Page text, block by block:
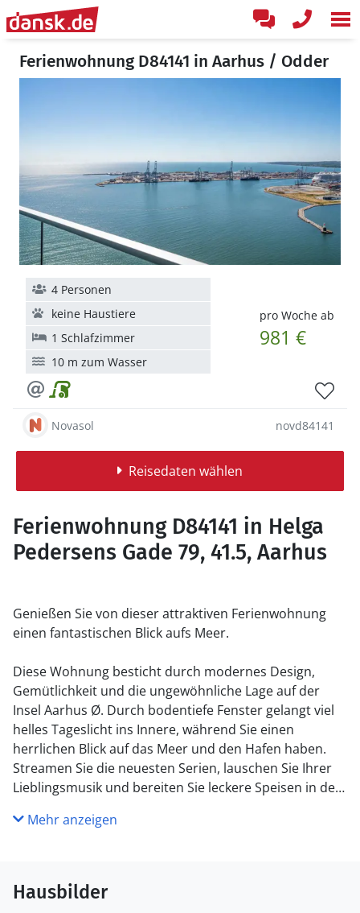
Ferienwohnung D84141 in Aarhus / Odder
pro Woche ab
981 €
4 Personen
keine Haustiere
1 Schlafzimmer
10 m zum Wasser
Novasol novd84141
Reisedaten wählen
Ferienwohnung D84141 in Helga
Pedersens Gade 79, 41.5, Aarhus
Genießen Sie von dieser attraktiven Ferienwohnung
einen fantastischen Blick aufs Meer.
Diese Wohnung besticht durch modernes Design,
Gemütlichkeit und die ungewöhnliche Lage auf der
Insel Aarhus Ø. Durch bodentiefe Fenster gelangt viel
helles Tageslicht ins Innere, während Sie einen
herrlichen Blick auf das Meer und den Hafen haben.
Streamen Sie die neuesten Serien, lauschen Sie Ihrer
Lieblingsmusik und bereiten Sie leckere Speisen in der
Blick auf die Skyline von Aarhus. Am Abend lädt der
Balkon dazu ein, den Tag mit einem Glas Wein
Mehr anzeigen
Hausbilder